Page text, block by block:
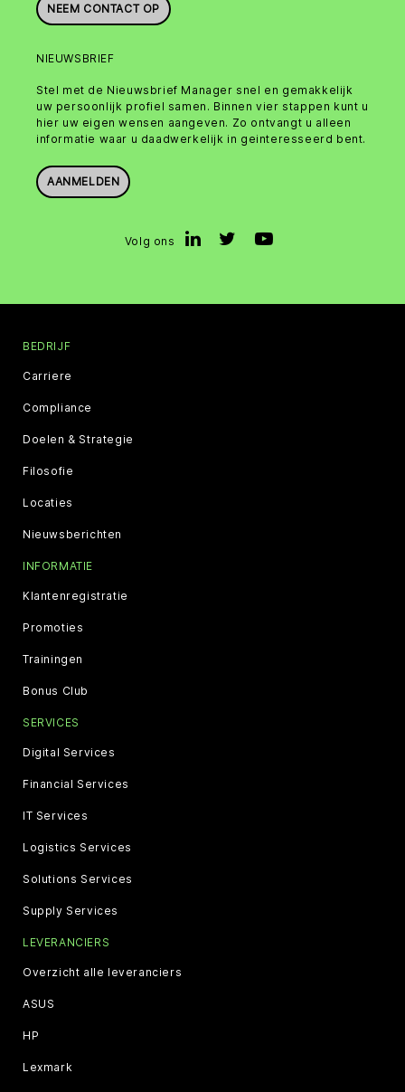
NEEM CONTACT OP
NIEUWSBRIEF
Stel met de Nieuwsbrief Manager snel en gemakkelijk
uw persoonlijk profiel samen. Binnen vier stappen kunt u
hier uw eigen wensen aangeven. Zo ontvangt u alleen
informatie waar u daadwerkelijk in geinteresseerd bent.
AANMELDEN
Volg ons
BEDRIJF
Carriere
Compliance
Doelen & Strategie
Filosofie
Locaties
Nieuwsberichten
INFORMATIE
Klantenregistratie
Promoties
Trainingen
Bonus Club
SERVICES
Digital Services
Financial Services
IT Services
Logistics Services
Solutions Services
Supply Services
LEVERANCIERS
Overzicht alle leveranciers
ASUS
HP
Lexmark